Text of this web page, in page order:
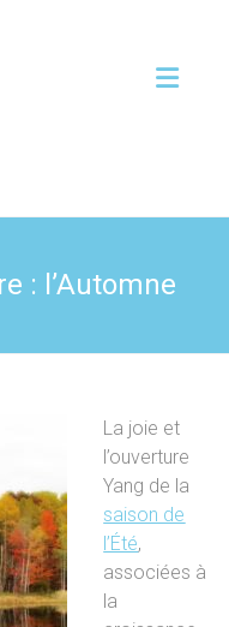
: l’Automne
La joie et
l’ouverture
Yang de la
saison de
l’Été,
associées à
la